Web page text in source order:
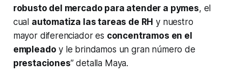
robusto del mercado para atender a pymes, el
cual automatiza las tareas de RH y nuestro
mayor diferenciador es concentramos en el
empleado y le brindamos un gran número de
prestaciones” detalla Maya.